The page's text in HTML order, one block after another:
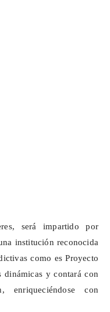
será impartido por
institución reconocida
como es Proyecto
dinámicas y contará con
con